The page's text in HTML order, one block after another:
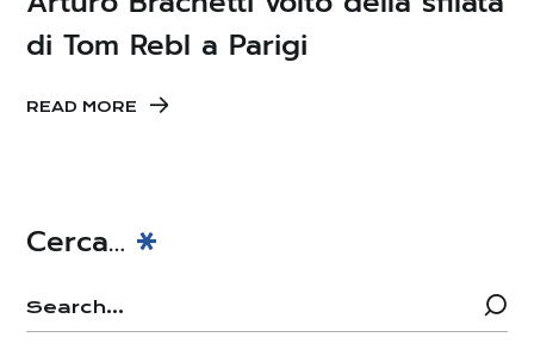
di Tom Rebl a Parigi
READ MORE
Cerca…